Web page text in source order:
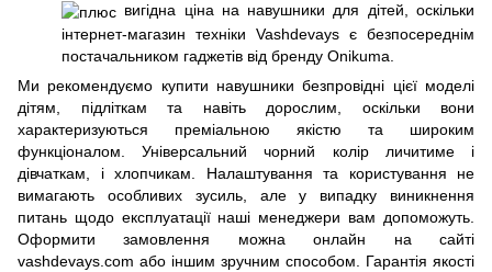
вигідна ціна на навушники для дітей, оскільки
інтернет-магазин техніки Vashdevays є безпосереднім
постачальником гаджетів від бренду Onikuma.
Ми рекомендуємо купити навушники безпровідні цієї моделі
дітям, підліткам та навіть дорослим, оскільки вони
характеризуються преміальною якістю та широким
функціоналом. Універсальний чорний колір личитиме і
дівчаткам, і хлопчикам. Налаштування та користування не
вимагають особливих зусиль, але у випадку виникнення
питань щодо експлуатації наші менеджери вам допоможуть.
Оформити замовлення можна онлайн на сайті
vashdevays.com або іншим зручним способом. Гарантія якості